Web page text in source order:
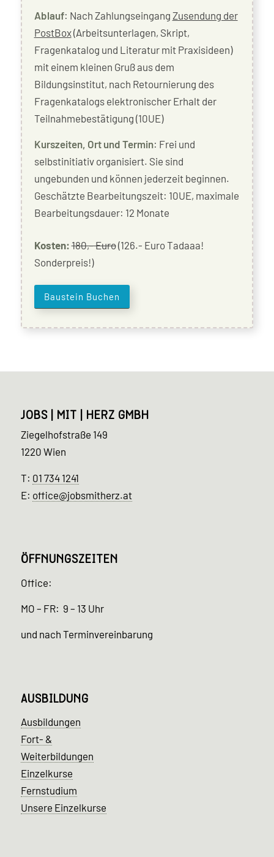
Ablauf: Nach Zahlungseingang Zusendung der
PostBox(Arbeitsunterlagen, Skript,
Fragenkatalog und Literatur mit Praxisideen)
mit einem kleinen Gruß aus dem
Bildungsinstitut, nach Retournierung des
Fragenkatalogs elektronischer Erhalt der
Teilnahmebestätigung (10UE)
Kurszeiten, Ort und Termin: Frei und
selbstinitiativ organisiert. Sie sind
ungebunden und können jederzeit beginnen.
Geschätzte Bearbeitungszeit: 10UE, maximale
Bearbeitungsdauer: 12 Monate
Kosten:180,- Euro(126.- Euro Tadaaa!
Sonderpreis!)
Baustein Buchen
JOBS | MIT | HERZ GMBH
Ziegelhofstraße 149
1220 Wien
T: 01 734 1241
E: office@jobsmitherz.at
ÖFFNUNGSZEITEN
Office:
MO – FR: 9 – 13 Uhr
und nach Terminvereinbarung
AUSBILDUNG
Ausbildungen
Fort- &
Weiterbildungen
Einzelkurse
Fernstudium
Unsere Einzelkurse